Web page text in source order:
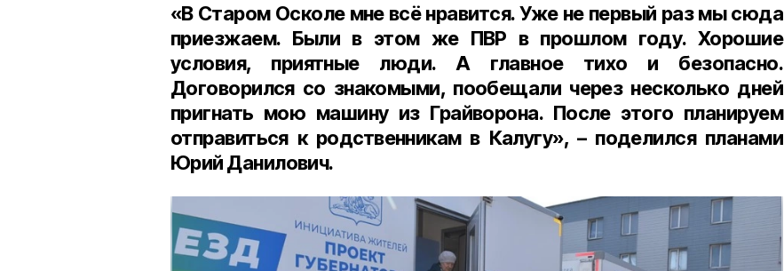
«В Старом Осколе мне всё нравится. Уже не первый раз мы сюда
приезжаем. Были в этом же ПВР в прошлом году. Хорошие
условия, приятные люди. А главное тихо и безопасно.
Договорился со знакомыми, пообещали через несколько дней
пригнать мою машину из Грайворона. После этого планируем
отправиться к родственникам в Калугу», – поделился планами
Юрий Данилович.